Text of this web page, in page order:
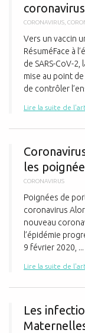
CORONAVIRUS
Vers un vaccin
RésuméFace à
de SARS-CoV-
mise au point
de contrôler
Lire la suite de
les
CORONAVIRUS
Poignées de
coronavirus
nouveau
l’épidémie
9 février 2020, ...
Lire la suite de
Les